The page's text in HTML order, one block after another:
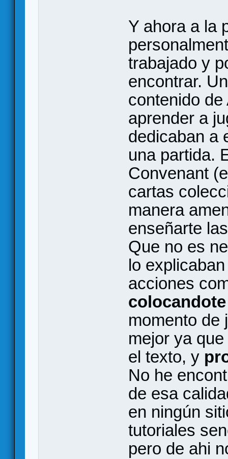
Y ahora a la
trabajado y
encontrar.
contenido
aprender a
dedicaban a
una partida.
Convenant
cartas
manera
enseñarte
Que no es
lo
acciones
momento de
mejor ya
el texto, y
No he
de esa
en ningún
tutoriales
pero de ahi